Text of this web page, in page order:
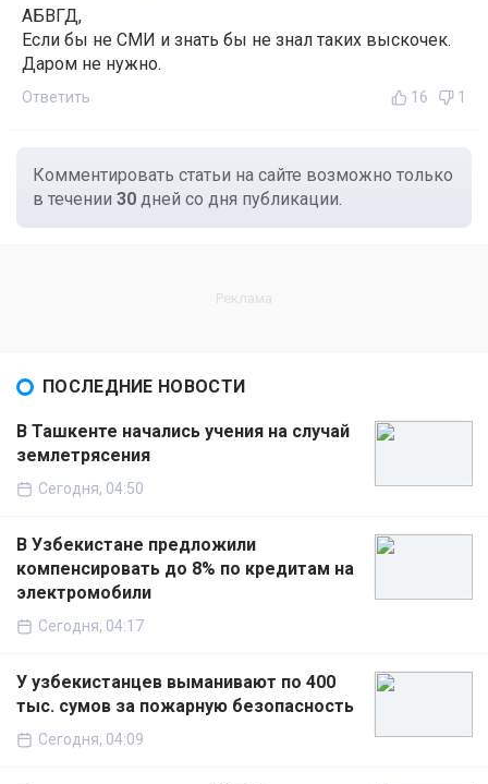
АБВГД,
Если бы не СМИ и знать бы не знал таких выскочек.
Даром не нужно.
Ответить 16 1
Комментировать статьи на сайте возможно только
в течении 30 дней со дня публикации.
ПОСЛЕДНИЕ НОВОСТИ
В Ташкенте начались учения на случай
землетрясения
Сегодня, 04:50
В Узбекистане предложили
компенсировать до 8% по кредитам на
электромобили
Сегодня, 04:17
У узбекистанцев выманивают по 400
тыс. сумов за пожарную безопасность
Сегодня, 04:09